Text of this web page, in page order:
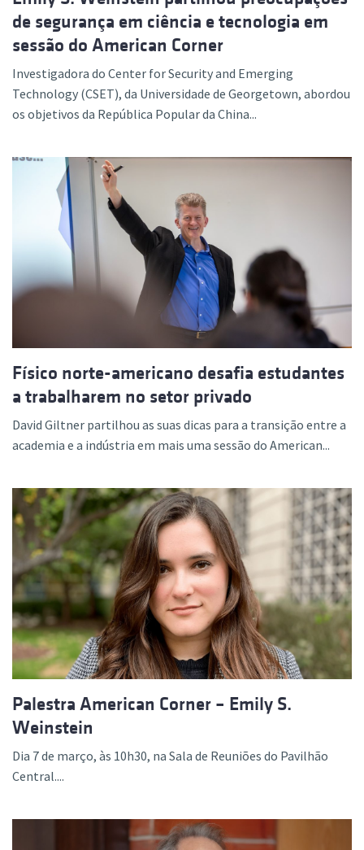
de segurança em ciência e tecnologia em
sessão do American Corner
Investigadora do Center for Security and Emerging
Technology (CSET), da Universidade de Georgetown, abordou
os objetivos da República Popular da China...
Físico norte-americano desafia estudantes
a trabalharem no setor privado
David Giltner partilhou as suas dicas para a transição entre a
academia e a indústria em mais uma sessão do American...
Palestra American Corner – Emily S.
Weinstein
Dia 7 de março, às 10h30, na Sala de Reuniões do Pavilhão
Central....